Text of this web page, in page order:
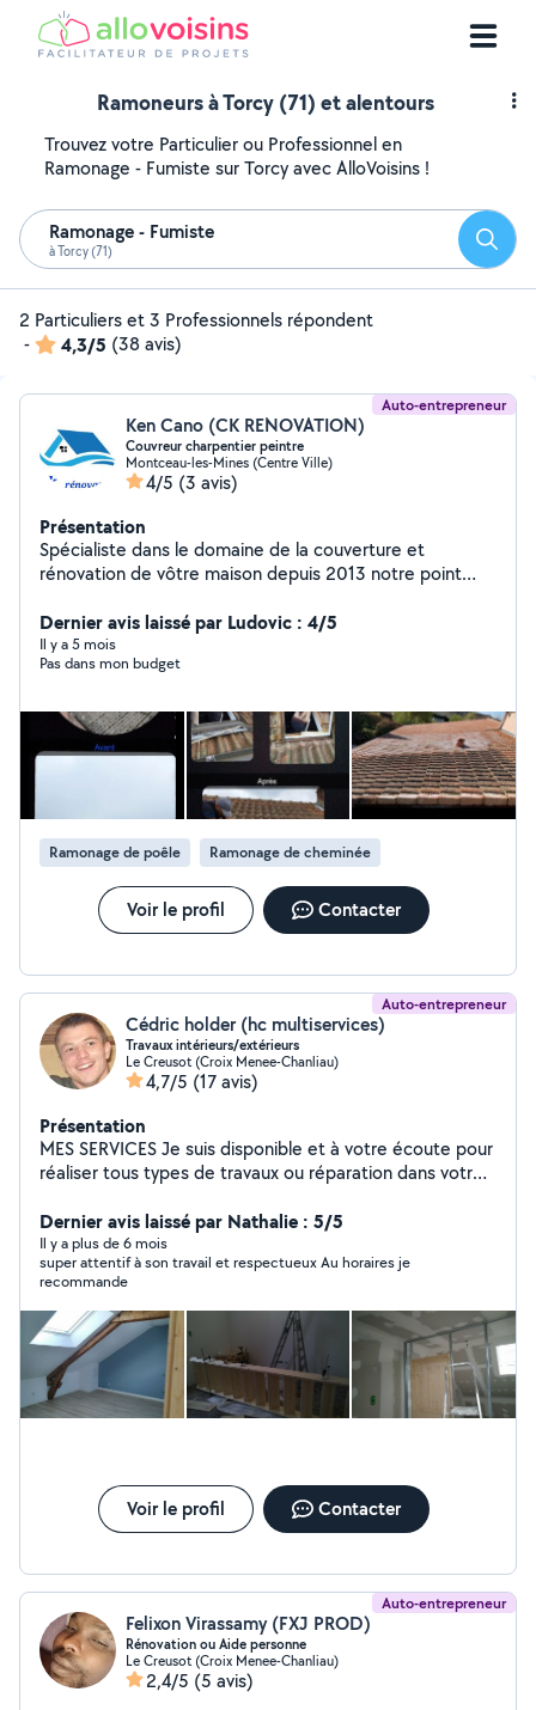
Ramoneurs à Torcy (71) et alentours
Trouvez votre Particulier ou Professionnel en
Ramonage - Fumiste sur Torcy avec AlloVoisins !
Ramonage - Fumiste
à Torcy (71)
2 Particuliers et 3 Professionnels répondent
-
4,3/5 (38 avis)
Auto-entrepreneur
Ken Cano (CK RENOVATION)
Couvreur charpentier peintre
Montceau-les-Mines (Centre Ville)
4/5 (3 avis)
Présentation
Spécialiste dans le domaine de la couverture et
rénovation de vôtre maison depuis 2013 notre point
détail des travaux bien réalisé et un client satisfait et n
otre priorité !!!
Dernier avis laissé par Ludovic : 4/5
Il y a 5 mois
Pas dans mon budget
Ramonage de poêle Ramonage de cheminée
Voir le profil Contacter
Auto-entrepreneur
Cédric holder (hc multiservices)
Travaux intérieurs/extérieurs
Le Creusot (Croix Menee-Chanliau)
4,7/5 (17 avis)
Présentation
MES SERVICES Je suis disponible et à votre écoute pour
réaliser tous types de travaux ou réparation dans votre
que vous ne voulez/pouvez pas exécuter vous-même.
J'étudierai avec vous le projet et nous déciderons
ensemble de sa réalisation Possibilité de bénéficier du
crédit impôt 50% immédiat par une coopérative.
Location matériel
Dernier avis laissé par Nathalie : 5/5
Il y a plus de 6 mois
super attentif à son travail et respectueux Au horaires je
recommande
Voir le profil Contacter
Auto-entrepreneur
Felixon Virassamy (FXJ PROD)
Rénovation ou Aide personne
Le Creusot (Croix Menee-Chanliau)
2,4/5 (5 avis)